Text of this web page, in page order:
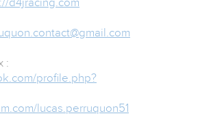
:
profile.php?
lucas.perruquon51